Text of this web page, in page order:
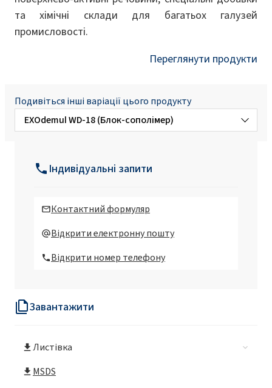
Завантажити
Листівка
MSDS
та хімічні склади для багатьох галузей
промисловості.
Переглянути продукти
Подивіться інші варіації цього продукту
EXOdemul WD-18 (Блок-сополімер)
Індивідуальні запити
Контактний формуляр
Відкрити електронну пошту
Відкрити номер телефону